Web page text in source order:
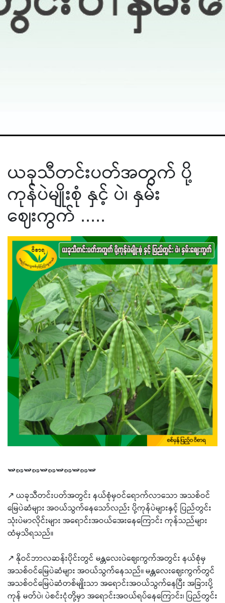
ယခုသီတင်းပတ်အတွက် ပို့
ကုန်ပဲမျိုးစုံ နှင့် ပဲ၊ နှမ်း
ဈေးကွက် .....
🫛🥜🫛🥜🫛🥜🫛🥜🫛🥜🫛
↗️ ယခုသီတင်းပတ်အတွင်း နယ်စုံမှဝင်ရောက်လာသော အသစ်ဝင်
မြေပဲဆံများ အဝယ်သွက်နေသော်လည်း ပို့ကုန်ပဲများနှင့် ပြည်တွင်း
သုံးပဲမာလိုင်းများ အရောင်းအဝယ်အေးနေကြောင်း ကုန်သည်များ
ထံမှသိရသည်။
↗️ နိုဝင်ဘာလဆန်းပိုင်းတွင် မန္တလေးပဲဈေးကွက်အတွင်း နယ်စုံမှ
အသစ်ဝင်မြေပဲဆံများ အဝယ်သွက်နေသည်။ မန္တလေးဈေးကွက်တွင်
အသစ်ဝင်မြေပဲဆံတစ်မျိုးသာ အရောင်းအဝယ်သွက်နေပြီး အခြားပို့
ကုန် မတ်ပဲ၊ ပဲစင်းငုံတို့မှာ အရောင်းအဝယ်ရပ်နေကြောင်း၊ ပြည်တွင်း